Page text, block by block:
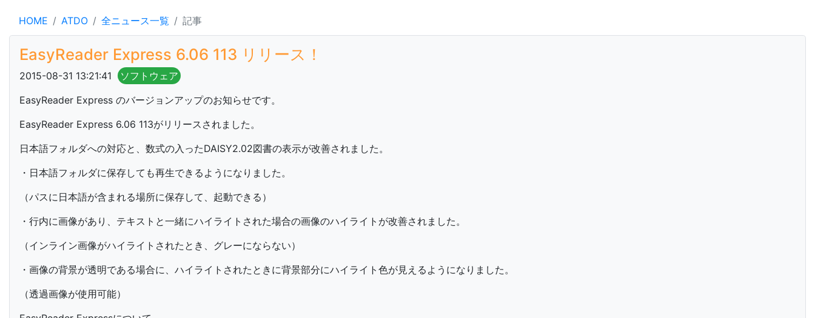
HOME ATDO 全ニュース一覧 記事
EasyReader Express 6.06 113 リリース！
2015-08-31 13:21:41
ソフトウェア
EasyReader Express のバージョンアップのお知らせです。
EasyReader Express 6.06 113がリリースされました。
日本語フォルダへの対応と、数式の入ったDAISY2.02図書の表示が改善されました。
・日本語フォルダに保存しても再生できるようになりました。
（パスに日本語が含まれる場所に保存して、起動できる）
・行内に画像があり、テキストと一緒にハイライトされた場合の画像のハイライトが改善されました。
（インライン画像がハイライトされたとき、グレーにならない）
・画像の背景が透明である場合に、ハイライトされたときに背景部分にハイライト色が見えるようになりました。
（透過画像が使用可能）